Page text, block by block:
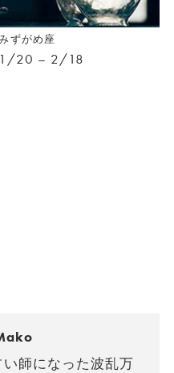
ずがめ座
1/20 – 2/18
師になった波乱万